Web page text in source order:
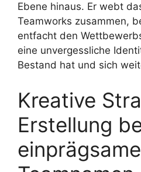
Ebene hinaus. Er webt
Teamworks zusammen,
entfacht den
eine unvergessliche
Bestand hat und sich
Kreative
Erstellung